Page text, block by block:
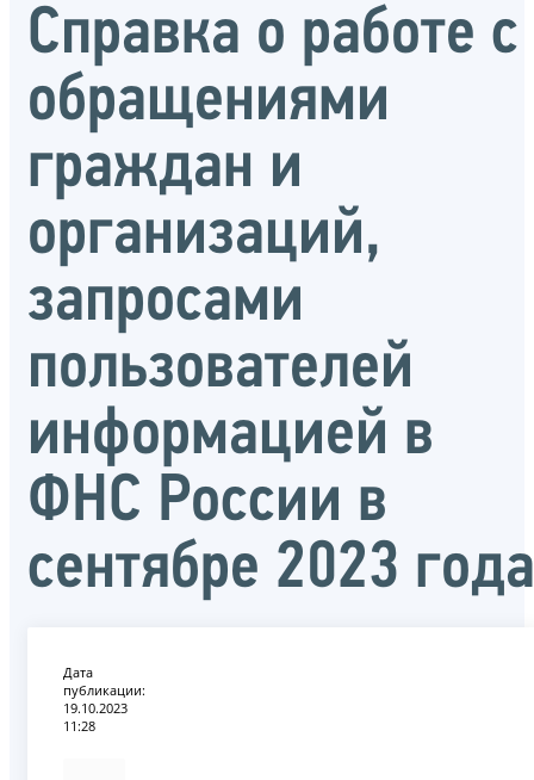
Справка о работе с
обращениями
граждан и
организаций,
запросами
пользователей
информацией в
ФНС России в
сентябре 2023 года
Дата
публикации:
19.10.2023
11:28